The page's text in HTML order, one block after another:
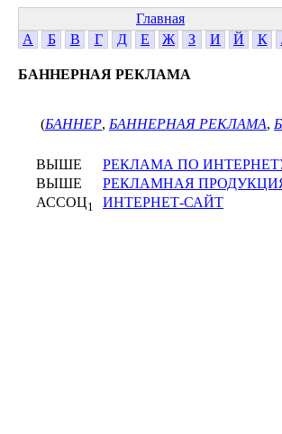
Главная
А
Б В Г Д Е Ж З И Й К
БАННЕРНАЯ РЕКЛАМА
(БАННЕР, БАННЕРНАЯ РЕКЛАМА,
ВЫШЕ
РЕКЛАМА ПО
ВЫШЕ
РЕКЛАМНАЯ
АССОЦ1 ИНТЕРНЕТ-САЙТ